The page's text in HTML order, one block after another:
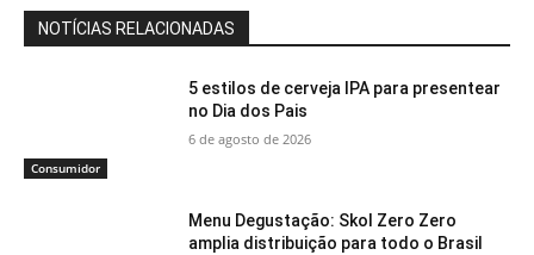
NOTÍCIAS RELACIONADAS
Consumidor
5 estilos de cerveja IPA para presentear
no Dia dos Pais
6 de agosto de 2026
Menu Degustação: Skol Zero Zero
amplia distribuição para todo o Brasil